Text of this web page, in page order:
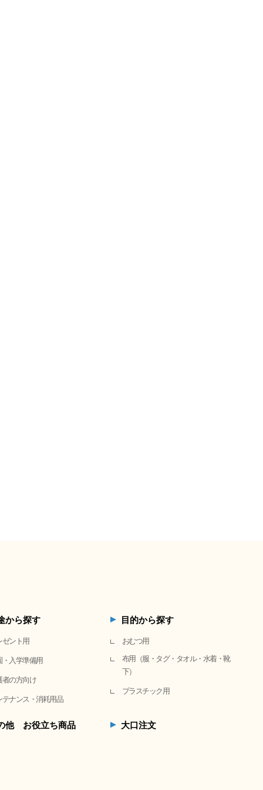
から探す
ゼント用
・入学準備用
者の方向け
テナンス・消耗用品
目的から探す
おむつ用
布用（服・タグ・タオル・水着・靴
下）
プラスチック用
他 お役立ち商品 大口注文